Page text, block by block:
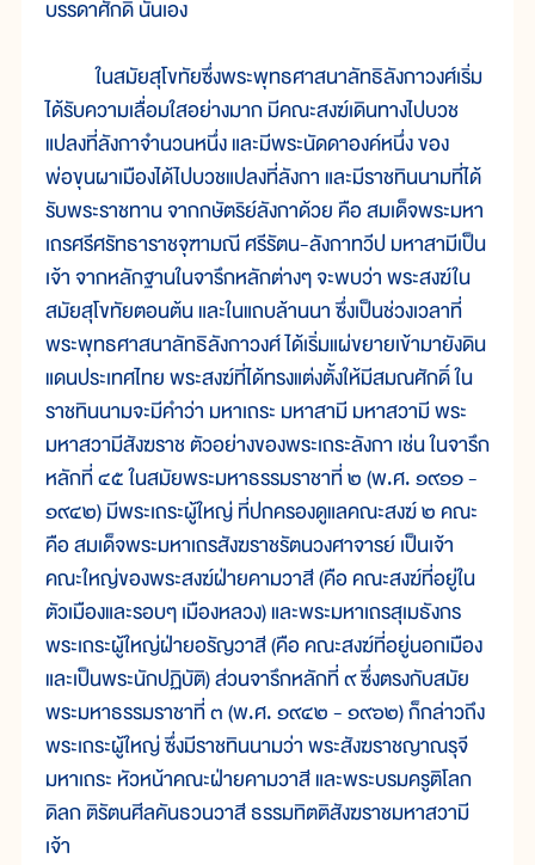
บรรดาศักดิ์ นั่นเอง
ในสมัยสุโขทัยซึ่งพระพุทธศาสนาลัทธิลังกาวงศ์เริ่ม
ได้รับความเลื่อมใสอย่างมาก มีคณะสงฆ์เดินทางไปบวช
แปลงที่ลังกาจำนวนหนึ่ง และมีพระนัดดาองค์หนึ่ง ของ
พ่อขุนผาเมืองได้ไปบวชแปลงที่ลังกา และมีราชทินนามที่ได้
รับพระราชทาน จากกษัตริย์ลังกาด้วย คือ สมเด็จพระมหา
เถรศรีศรัทธาราชจุฑามณี ศรีรัตน-ลังกาทวีป มหาสามีเป็น
เจ้า จากหลักฐานในจารึกหลักต่างๆ จะพบว่า พระสงฆ์ใน
สมัยสุโขทัยตอนต้น และในแถบล้านนา ซึ่งเป็นช่วงเวลาที่
พระพุทธศาสนาลัทธิลังกาวงศ์ ได้เริ่มแผ่ขยายเข้ามายังดิน
แดนประเทศไทย พระสงฆ์ที่ได้ทรงแต่งตั้งให้มีสมณศักดิ์ ใน
ราชทินนามจะมีคำว่า มหาเถระ มหาสามี มหาสวามี พระ
มหาสวามีสังฆราช ตัวอย่างของพระเถระลังกา เช่น ในจารึก
หลักที่ ๔๕ ในสมัยพระมหาธรรมราชาที่ ๒ (พ.ศ. ๑๙๑๑ -
๑๙๔๒) มีพระเถระผู้ใหญ่ ที่ปกครองดูแลคณะสงฆ์ ๒ คณะ
คือ สมเด็จพระมหาเถรสังฆราชรัตนวงศาจารย์ เป็นเจ้า
คณะใหญ่ของพระสงฆ์ฝ่ายคามวาสี (คือ คณะสงฆ์ที่อยู่ใน
ตัวเมืองและรอบๆ เมืองหลวง) และพระมหาเถรสุเมธังกร
พระเถระผู้ใหญ่ฝ่ายอรัญวาสี (คือ คณะสงฆ์ที่อยู่นอกเมือง
และเป็นพระนักปฏิบัติ) ส่วนจารึกหลักที่ ๙ ซึ่งตรงกับสมัย
พระมหาธรรมราชาที่ ๓ (พ.ศ. ๑๙๔๒ - ๑๙๖๒) ก็กล่าวถึง
พระเถระผู้ใหญ่ ซึ่งมีราชทินนามว่า พระสังฆราชญาณรุจี
มหาเถระ หัวหน้าคณะฝ่ายคามวาสี และพระบรมครูติโลก
ดิลก ติรัตนศีลคันธวนวาสี ธรรมทิตติสังฆราชมหาสวามี
เจ้า